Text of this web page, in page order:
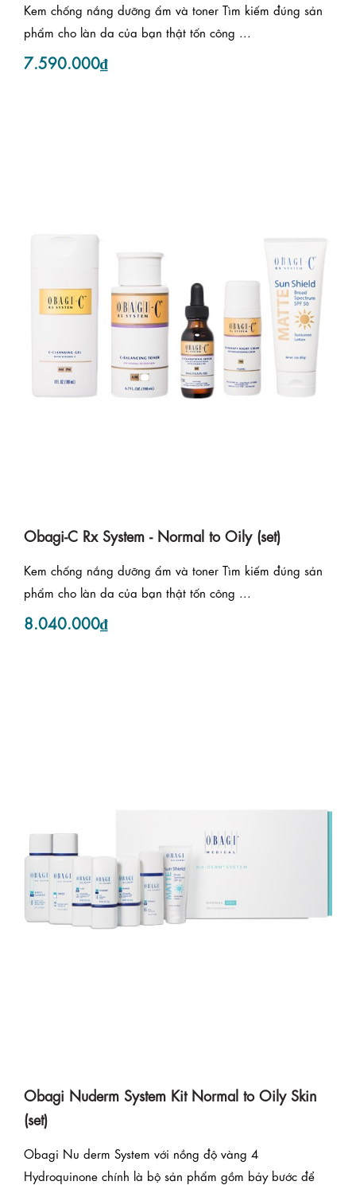
Kem chống nắng dưỡng ẩm và toner Tìm kiếm đúng sản
phẩm cho làn da của bạn thật tốn công ...
7.590.000₫
Obagi-C Rx System - Normal to Oily (set)
Kem chống nắng dưỡng ẩm và toner Tìm kiếm đúng sản
phẩm cho làn da của bạn thật tốn công ...
8.040.000₫
Obagi Nuderm System Kit Normal to Oily Skin
(set)
Obagi Nu derm System với nồng độ vàng 4
Hydroquinone chính là bộ sản phẩm gồm bảy bước để